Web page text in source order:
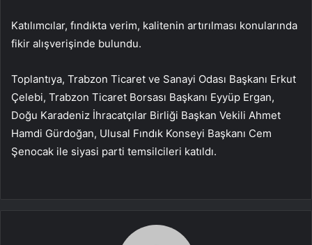
Katılımcılar, fındıkta verim, kalitenin artırılması konularında
fikir alışverişinde bulundu.
Toplantıya, Trabzon Ticaret ve Sanayi Odası Başkanı Erkut
Çelebi, Trabzon Ticaret Borsası Başkanı Eyyüp Ergan,
Doğu Karadeniz İhracatçılar Birliği Başkan Vekili Ahmet
Hamdi Gürdoğan, Ulusal Fındık Konseyi Başkanı Cem
Şenocak ile siyasi parti temsilcileri katıldı.